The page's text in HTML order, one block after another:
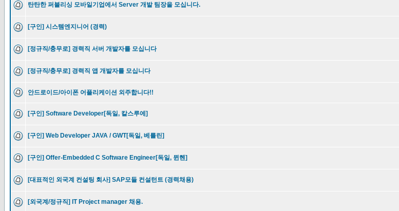
탄탄한 퍼블리싱 모바일기업에서 Server 개발 팀장을 모십니다.
[구인] 시스템엔지니어 (경력)
[정규직/충무로] 경력직 서버 개발자를 모십니다
[정규직/충무로] 경력직 앱 개발자를 모십니다
안드로이드/아이폰 어플리케이션 외주합니다!!
[구인] Software Developer[독일, 칼스루에]
[구인] Web Developer JAVA / GWT[독일, 베를린]
[구인] Offer-Embedded C Software Engineer[독일, 뮌헨]
[대표적인 외국계 컨설팅 회사] SAP모듈 컨설턴트 (경력채용)
[외국계/정규직] IT Project manager 채용.